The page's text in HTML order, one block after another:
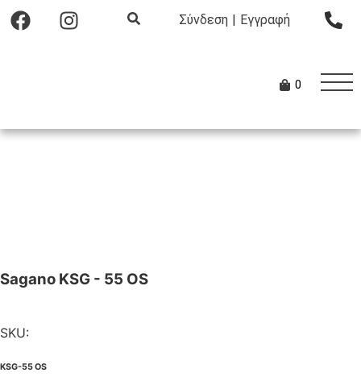
Σύνδεση | Εγγραφή
0
Sagano KSG - 55 OS
SKU:
KSG-55 OS